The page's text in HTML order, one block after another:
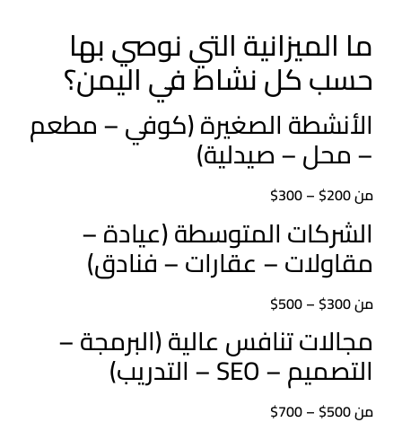
ما الميزانية التي نوصي بها
حسب كل نشاط في اليمن؟
الأنشطة الصغيرة (كوفي – مطعم
– محل – صيدلية)
من 200$ – 300$
الشركات المتوسطة (عيادة –
مقاولات – عقارات – فنادق)
من 300$ – 500$
مجالات تنافس عالية (البرمجة –
التصميم – SEO – التدريب)
من 500$ – 700$